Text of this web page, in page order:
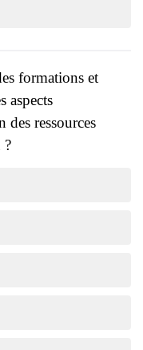
formations et
aspects
des ressources
?